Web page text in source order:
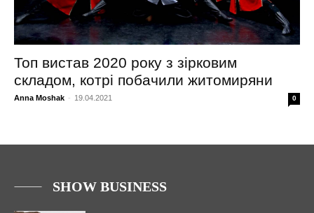
Топ вистав 2020 року з зірковим
складом, котрі побачили житомиряни
Anna Moshak - 19.04.2021 0
SHOW BUSINESS